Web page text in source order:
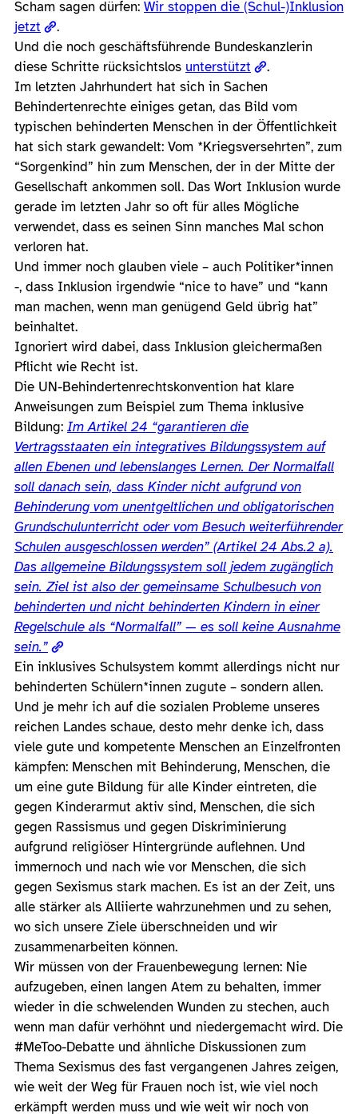
Scham sagen dürfen: Wir stoppen die (Schul-)Inklusion
jetzt
.
Und die noch geschäftsführende Bundeskanzlerin
diese Schritte rücksichtslos unterstützt
.
Im letzten Jahrhundert hat sich in Sachen
Behindertenrechte einiges getan, das Bild vom
typischen behinderten Menschen in der Öffentlichkeit
hat sich stark gewandelt: Vom *Kriegsversehrten”, zum
“Sorgenkind” hin zum Menschen, der in der Mitte der
Gesellschaft ankommen soll. Das Wort Inklusion wurde
gerade im letzten Jahr so oft für alles Mögliche
verwendet, dass es seinen Sinn manches Mal schon
verloren hat.
Und immer noch glauben viele – auch Politiker*innen
-, dass Inklusion irgendwie “nice to have” und “kann
man machen, wenn man genügend Geld übrig hat”
beinhaltet.
Ignoriert wird dabei, dass Inklusion gleichermaßen
Pflicht wie Recht ist.
Die UN-Behindertenrechtskonvention hat klare
Anweisungen zum Beispiel zum Thema inklusive
Bildung: Im Artikel 24 “garantieren die
Vertragsstaaten ein integratives Bildungssystem auf
allen Ebenen und lebenslanges Lernen. Der Normalfall
soll danach sein, dass Kinder nicht aufgrund von
Behinderung vom unentgeltlichen und obligatorischen
Grundschulunterricht oder vom Besuch weiterführender
Schulen ausgeschlossen werden” (Artikel 24 Abs.2 a).
Das allgemeine Bildungssystem soll jedem zugänglich
sein. Ziel ist also der gemeinsame Schulbesuch von
behinderten und nicht behinderten Kindern in einer
Regelschule als “Normalfall” — es soll keine Ausnahme
sein.”
Ein inklusives Schulsystem kommt allerdings nicht nur
behinderten Schülern*innen zugute – sondern allen.
Und je mehr ich auf die sozialen Probleme unseres
reichen Landes schaue, desto mehr denke ich, dass
viele gute und kompetente Menschen an Einzelfronten
kämpfen: Menschen mit Behinderung, Menschen, die
um eine gute Bildung für alle Kinder eintreten, die
gegen Kinderarmut aktiv sind, Menschen, die sich
gegen Rassismus und gegen Diskriminierung
aufgrund religiöser Hintergründe auflehnen. Und
immernoch und nach wie vor Menschen, die sich
gegen Sexismus stark machen. Es ist an der Zeit, uns
alle stärker als Alliierte wahrzunehmen und zu sehen,
wo sich unsere Ziele überschneiden und wir
zusammenarbeiten können.
Wir müssen von der Frauenbewegung lernen: Nie
aufzugeben, einen langen Atem zu behalten, immer
wieder in die schwelenden Wunden zu stechen, auch
wenn man dafür verhöhnt und niedergemacht wird. Die
#MeToo-Debatte und ähnliche Diskussionen zum
Thema Sexismus des fast vergangenen Jahres zeigen,
wie weit der Weg für Frauen noch ist, wie viel noch
erkämpft werden muss und wie weit wir noch von